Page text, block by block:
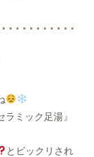
ミック足湯』
とビックリされ